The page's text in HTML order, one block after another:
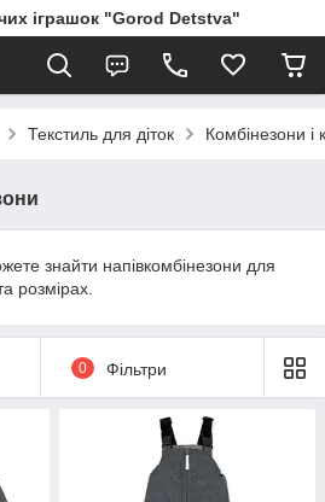
іграшок "Gorod Detstva"
Текстиль для діток Комбінезони і
знайти напівкомбінезони для
розмірах.
0 Фільтри